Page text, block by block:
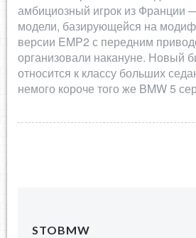
амбициозный игрок из Франции
модели, базирующейся на
версии EMP2 с передним
организовали накануне. Новый
относится к классу больших
немого короче того же BMW 5
STOBMW